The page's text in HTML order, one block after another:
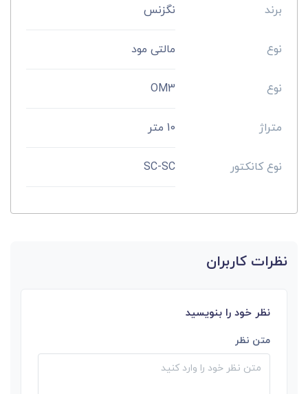
برند نگزنس
نوع مالتی مود
نوع OM3
متراژ 10 متر
نوع کانکتور SC-SC
نظرات کاربران
نظر خود را بنویسید
متن نظر